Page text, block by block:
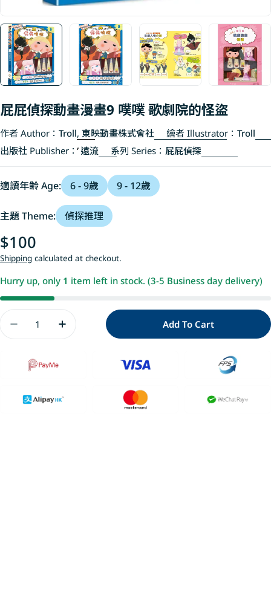
屁屁偵探動畫漫畫9 噗噗 歌劇院的怪盜
作者 Author： Troll, 東映動畫株式會社 繪者 Illustrator： Troll
出版社 Publisher： 遠流 系列 Series： 屁屁偵探
適讀年齡 Age: 6 - 9歲 9 - 12歲
主題 Theme: 偵探推理
Regular
price
$100
Shipping calculated at checkout.
Hurry up, only 1 item left in stock. (3-5 Business day delivery)
Decrease Quantity For 屁屁偵探動畫漫畫9 噗噗 歌
Increase Quantity For 屁屁偵探動畫漫畫
Add To Cart